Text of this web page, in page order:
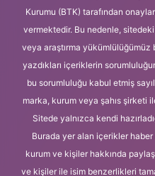
Kurumu (BTK) tarafından
vermektedir. Bu nedenle,
veya araştırma yükümlülüğümüz
yazdıkları içeriklerin
bu sorumluluğu kabul etmiş
marka, kurum veya şahıs şirketi
Sitede yalnızca kendi
Burada yer alan içerikler
kurum ve kişiler hakkında
ve kişiler ile isim benzerlikleri